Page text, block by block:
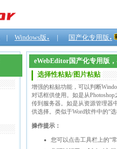
Windows版 ▼ 国产化专用版 ▼
eWebEditor国产化专用版
选择性粘贴/图片粘贴
增强的粘贴功能，可以判断
对话框供使用。如是从
传到服务器。如是从资源管理器
供选择。类似于Word软件中的“
操作提示：
您可以点击工具栏上的“